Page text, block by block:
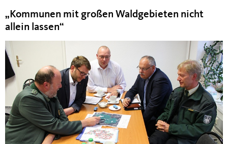
„Kommunen mit großen Waldgebieten nicht
allein lassen“